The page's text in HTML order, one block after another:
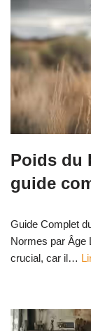
Poids du
guide
Guide Complet
Normes par Âge
crucial, car il…